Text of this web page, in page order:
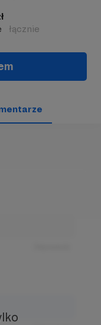
łącznie